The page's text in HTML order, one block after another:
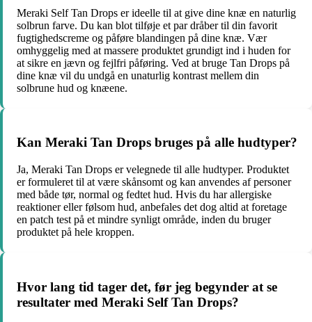
Meraki Self Tan Drops er ideelle til at give dine knæ en naturlig
solbrun farve. Du kan blot tilføje et par dråber til din favorit
fugtighedscreme og påføre blandingen på dine knæ. Vær
omhyggelig med at massere produktet grundigt ind i huden for
at sikre en jævn og fejlfri påføring. Ved at bruge Tan Drops på
dine knæ vil du undgå en unaturlig kontrast mellem din
solbrune hud og knæene.
Kan Meraki Tan Drops bruges på alle hudtyper?
Ja, Meraki Tan Drops er velegnede til alle hudtyper. Produktet
er formuleret til at være skånsomt og kan anvendes af personer
med både tør, normal og fedtet hud. Hvis du har allergiske
reaktioner eller følsom hud, anbefales det dog altid at foretage
en patch test på et mindre synligt område, inden du bruger
produktet på hele kroppen.
Hvor lang tid tager det, før jeg begynder at se
resultater med Meraki Self Tan Drops?